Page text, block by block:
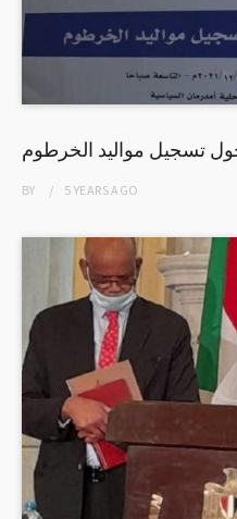
تسجيل مواليد الخرطوم
BY 5 YEARSAGO